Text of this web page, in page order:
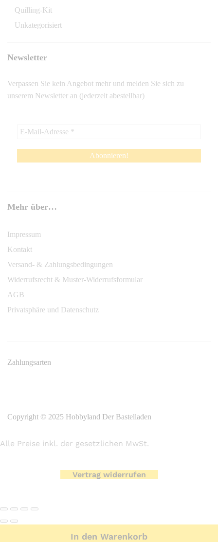
In den Warenkorb
Quilling-Kit
Unkategorisiert
Newsletter
Verpassen Sie kein Angebot mehr und melden Sie sich zu
unserem Newsletter an (jederzeit abestellbar)
Mehr über…
Impressum
Kontakt
Versand- & Zahlungsbedingungen
Widerrufsrecht & Muster-Widerrufsformular
AGB
Privatsphäre und Datenschutz
Copyright © 2025 Hobbyland Der Bastelladen
Zahlungsarten
Alle Preise inkl. der gesetzlichen MwSt.
Vertrag widerrufen